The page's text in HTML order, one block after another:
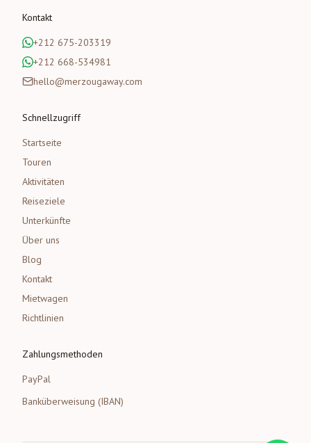
Kontakt
+212 675-203319
+212 668-534981
hello@merzougaway.com
Schnellzugriff
Startseite
Touren
Aktivitäten
Reiseziele
Unterkünfte
Über uns
Blog
Kontakt
Mietwagen
Richtlinien
Zahlungsmethoden
PayPal
Banküberweisung (IBAN)